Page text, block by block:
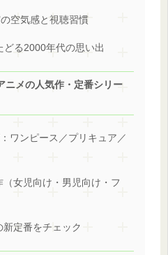
空気感と視聴習慣
どる2000年代の思い出
ニメの人気作・定番シリー
ワンピース／プリキュア／
女児向け・男児向け・フ
定番をチェック